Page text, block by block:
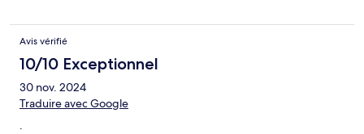
Avis vérifié
10/10 Exceptionnel
30 nov. 2024
Traduire avec Google
.